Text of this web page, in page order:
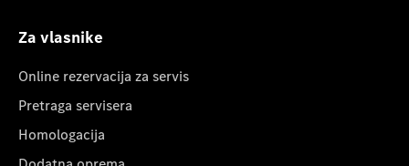
Za vlasnike
Online rezervacija za servis
Pretraga servisera
Homologacija